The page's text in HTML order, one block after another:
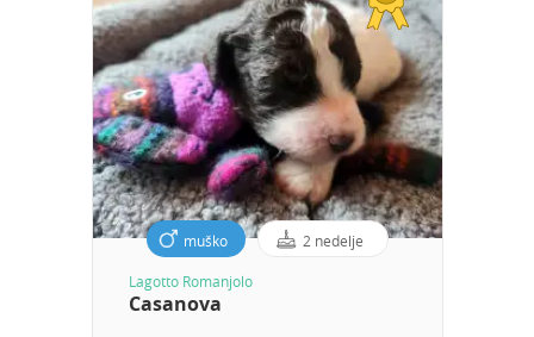
muško 2 nedelje
Lagotto Romanjolo
Casanova